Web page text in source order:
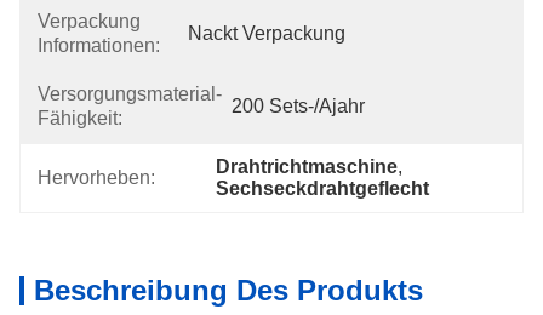
Verpackung
Informationen:
Nackt Verpackung
Versorgungsmaterial-
Fähigkeit:
200 Sets-/ajahr
Hervorheben:
Drahtrichtmaschine,
Sechseckdrahtgeflecht
Beschreibung Des Produkts